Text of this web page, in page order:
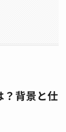
？背景と仕